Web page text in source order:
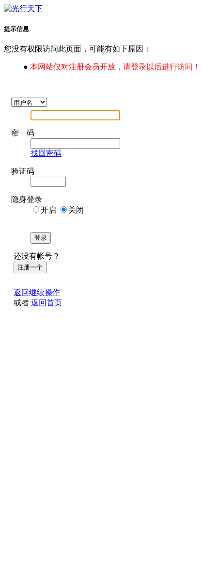
提示信息
您没有权限访问此页面，可能有如下原因：
● 本网站仅对注册会员开放，请登录以后进行访问！
密 码
找回密码
验证码
隐身登录
开启
关闭
登录
还没有帐号？
注册一个
返回继续操作
或者 返回首页